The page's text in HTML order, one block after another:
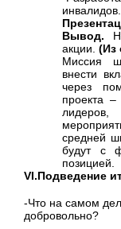
Вывод.
акции. (Из
Миссия
внести
через
проекта
средней
будут с
позицией.
VI.Подведение
-Что на самом
добровольно?